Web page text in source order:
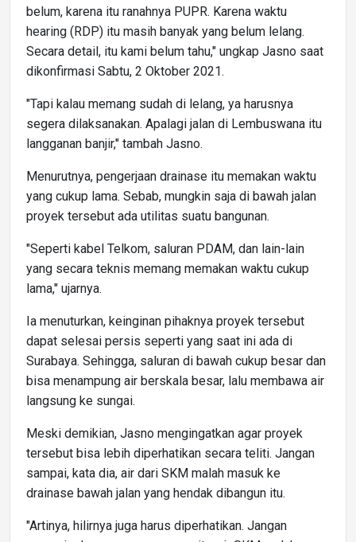
belum, karena itu ranahnya PUPR. Karena waktu
hearing (RDP) itu masih banyak yang belum lelang.
Secara detail, itu kami belum tahu," ungkap Jasno saat
dikonfirmasi Sabtu, 2 Oktober 2021.
"Tapi kalau memang sudah di lelang, ya harusnya
segera dilaksanakan. Apalagi jalan di Lembuswana itu
langganan banjir," tambah Jasno.
Menurutnya, pengerjaan drainase itu memakan waktu
yang cukup lama. Sebab, mungkin saja di bawah jalan
proyek tersebut ada utilitas suatu bangunan.
"Seperti kabel Telkom, saluran PDAM, dan lain-lain
yang secara teknis memang memakan waktu cukup
lama," ujarnya.
Ia menuturkan, keinginan pihaknya proyek tersebut
dapat selesai persis seperti yang saat ini ada di
Surabaya. Sehingga, saluran di bawah cukup besar dan
bisa menampung air berskala besar, lalu membawa air
langsung ke sungai.
Meski demikian, Jasno mengingatkan agar proyek
tersebut bisa lebih diperhatikan secara teliti. Jangan
sampai, kata dia, air dari SKM malah masuk ke
drainase bawah jalan yang hendak dibangun itu.
"Artinya, hilirnya juga harus diperhatikan. Jangan